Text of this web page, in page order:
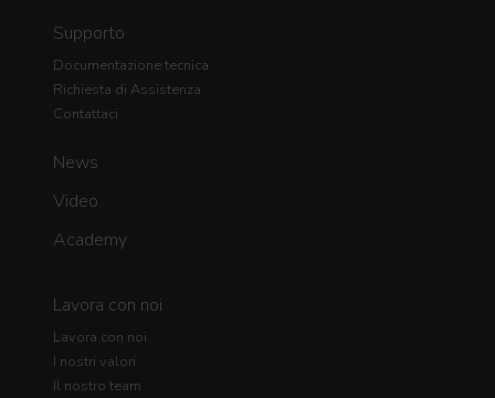
Supporto
Documentazione tecnica
Richiesta di Assistenza
Contattaci
News
Video
Academy
Lavora con noi
Lavora con noi
I nostri valori
Il nostro team